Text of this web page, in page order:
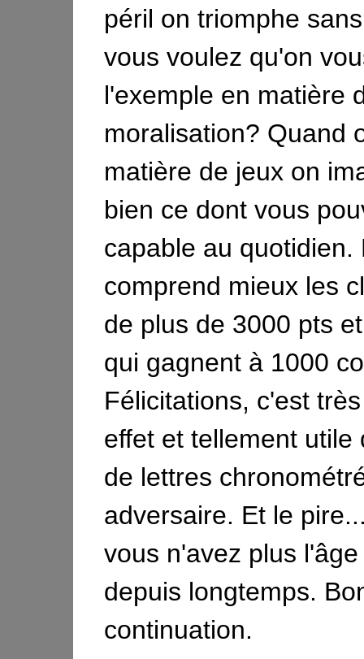
péril on triomphe
vous voulez qu'on
l'exemple en matière
moralisation? Quand
matière de jeux on
bien ce dont vous
capable au quotidien.
comprend mieux les
de plus de 3000 pts
qui gagnent à 1000
Félicitations, c'est
effet et tellement utile
de lettres
adversaire. Et le
vous n'avez plus
depuis longtemps.
continuation.